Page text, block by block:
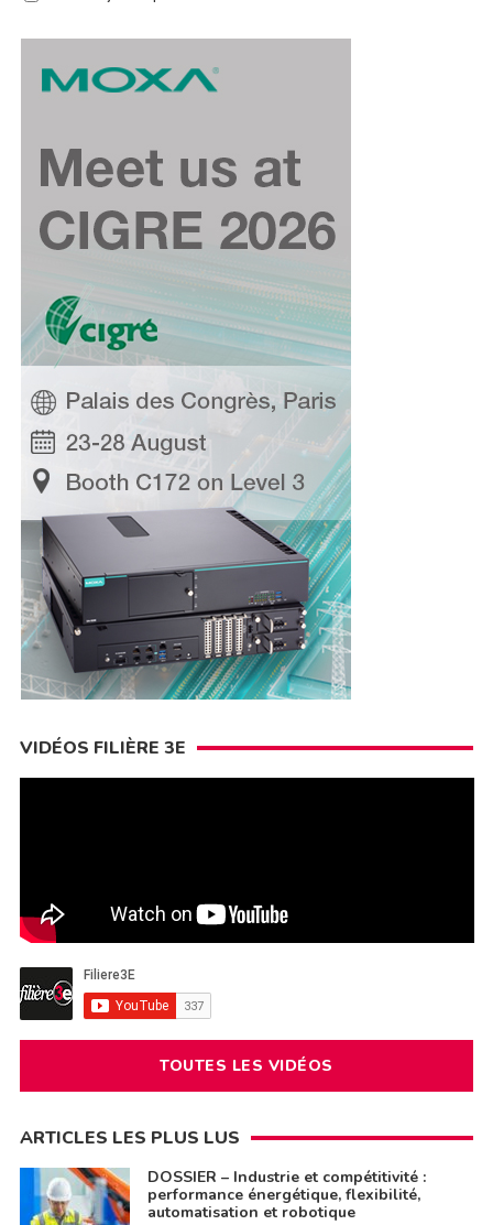
VIDÉOS FILIÈRE 3E
TOUTES LES VIDÉOS
ARTICLES LES PLUS LUS
DOSSIER – Industrie et compétitivité :
performance énergétique, flexibilité,
automatisation et robotique